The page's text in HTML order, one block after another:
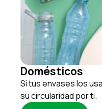
Domésticos
Si tus envases los
su circularidad por ti.